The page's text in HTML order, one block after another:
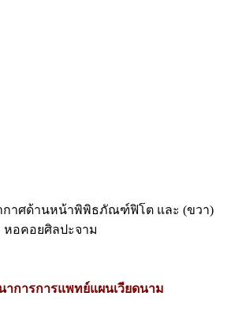
กาศด้านหน้าพิพิธภัณฑ์ฟิโต และ (ขวา)
หอคอยศิลปะจาม
การการแพทย์แผนเวียดนาม